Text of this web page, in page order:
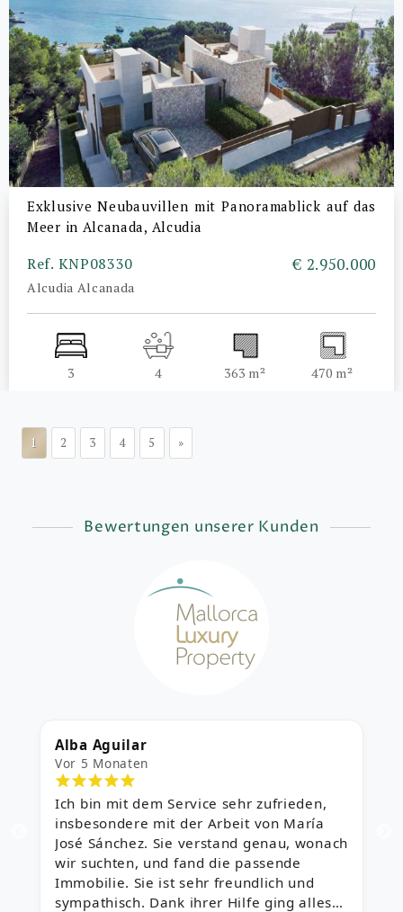
Exklusive Neubauvillen mit Panoramablick auf das
Meer in Alcanada, Alcudia
Ref. KNP08330
Alcudia Alcanada
€ 2.950.000
3 4 363 m² 470 m²
1 2 3 4 5 »
Bewertungen unserer Kunden
Alba Aguilar
Vor 5 Monaten
Ich bin mit dem Service sehr zufrieden,
insbesondere mit der Arbeit von María
José Sánchez. Sie verstand genau, wonach
wir suchten, und fand die passende
Immobilie. Sie ist sehr freundlich und
sympathisch. Dank ihrer Hilfe ging alles